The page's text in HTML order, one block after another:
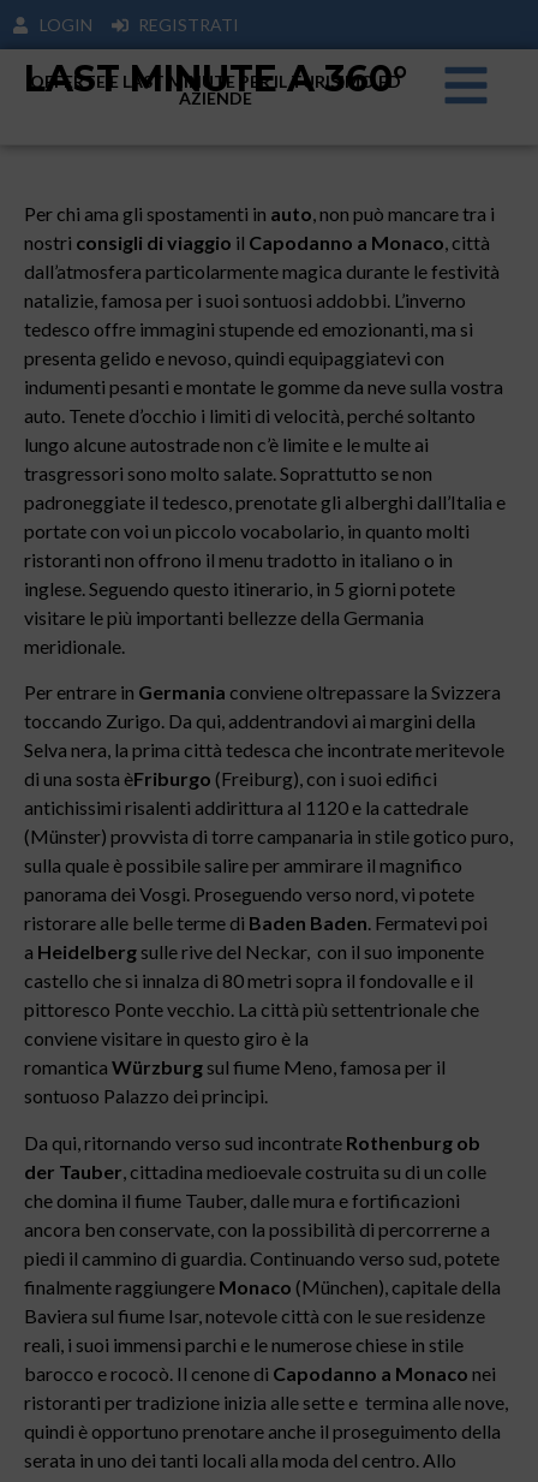
LOGIN REGISTRATI
LAST MINUTE A 360°
OFFERTE E LAST MINUTE PER IL TURISIMO ED
AZIENDE
Per chi ama gli spostamenti in auto, non può mancare tra i
nostri consigli di viaggio il Capodanno a Monaco, città
dall’atmosfera particolarmente magica durante le festività
natalizie, famosa per i suoi sontuosi addobbi. L’inverno
tedesco offre immagini stupende ed emozionanti, ma si
presenta gelido e nevoso, quindi equipaggiatevi con
indumenti pesanti e montate le gomme da neve sulla vostra
auto. Tenete d’occhio i limiti di velocità, perché soltanto
lungo alcune autostrade non c’è limite e le multe ai
trasgressori sono molto salate. Soprattutto se non
padroneggiate il tedesco, prenotate gli alberghi dall’Italia e
portate con voi un piccolo vocabolario, in quanto molti
ristoranti non offrono il menu tradotto in italiano o in
inglese. Seguendo questo itinerario, in 5 giorni potete
visitare le più importanti bellezze della Germania
meridionale.
Per entrare in Germania conviene oltrepassare la Svizzera
toccando Zurigo. Da qui, addentrandovi ai margini della
Selva nera, la prima città tedesca che incontrate meritevole
di una sosta èFriburgo (Freiburg), con i suoi edifici
antichissimi risalenti addirittura al 1120 e la cattedrale
(Münster) provvista di torre campanaria in stile gotico puro,
sulla quale è possibile salire per ammirare il magnifico
panorama dei Vosgi. Proseguendo verso nord, vi potete
ristorare alle belle terme di Baden Baden. Fermatevi poi
a Heidelberg sulle rive del Neckar, con il suo imponente
castello che si innalza di 80 metri sopra il fondovalle e il
pittoresco Ponte vecchio. La città più settentrionale che
conviene visitare in questo giro è la
romantica Würzburg sul fiume Meno, famosa per il
sontuoso Palazzo dei principi.
Da qui, ritornando verso sud incontrate Rothenburg ob
der Tauber , cittadina medioevale costruita su di un colle
che domina il fiume Tauber, dalle mura e fortificazioni
ancora ben conservate, con la possibilità di percorrerne a
piedi il cammino di guardia. Continuando verso sud, potete
finalmente raggiungere Monaco (München), capitale della
Baviera sul fiume Isar, notevole città con le sue residenze
reali, i suoi immensi parchi e le numerose chiese in stile
barocco e rococò. Il cenone di Capodanno a Monaco nei
ristoranti per tradizione inizia alle sette e termina alle nove,
quindi è opportuno prenotare anche il proseguimento della
serata in uno dei tanti locali alla moda del centro. Allo